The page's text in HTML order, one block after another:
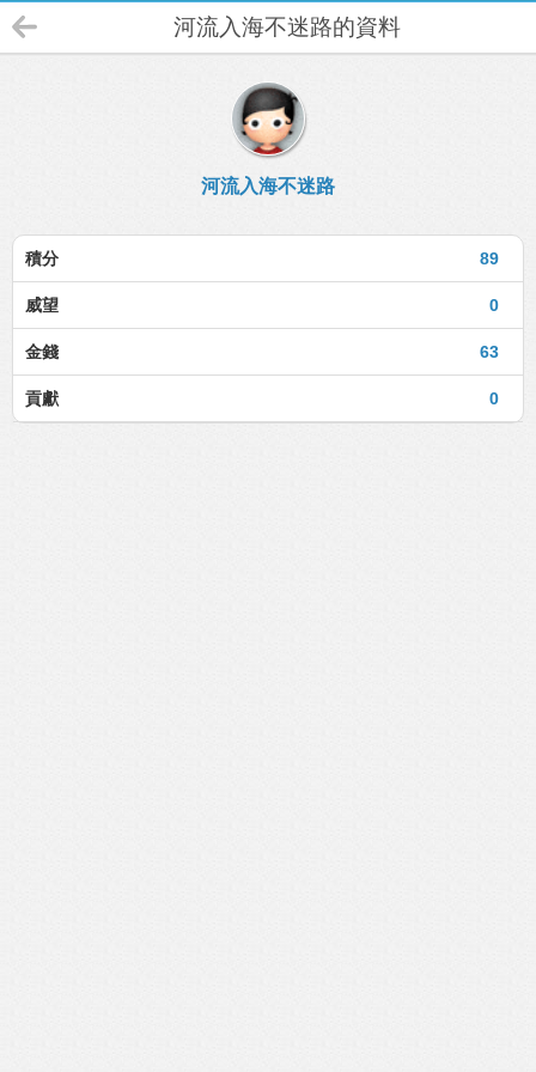
河流入海不迷路的資料
河流入海不迷路
89
積分
0
威望
63
金錢
0
貢獻